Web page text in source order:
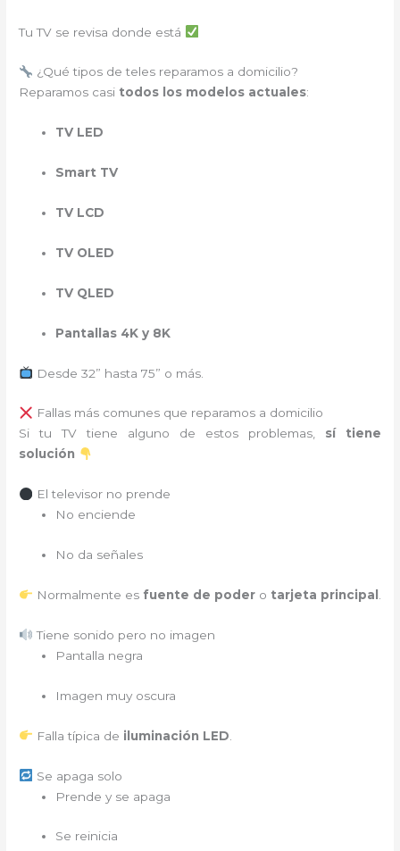
Tu TV se revisa donde está
¿Qué tipos de teles reparamos a domicilio?
Reparamos casi todos los modelos actuales:
TV LED
Smart TV
TV LCD
TV OLED
TV QLED
Pantallas 4K y 8K
Desde 32” hasta 75” o más.
Fallas más comunes que reparamos a domicilio
Si tu TV tiene alguno de estos problemas, sí tiene
solución
El televisor no prende
No enciende
No da señales
Normalmente es fuente de podero tarjeta principal
Tiene sonido pero no imagen
Pantalla negra
Imagen muy oscura
Falla típica de iluminación LED
Se apaga solo
Prende y se apaga
Se reinicia